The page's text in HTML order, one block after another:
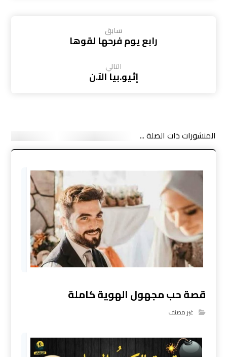
سابق
رابع يوم فرحها لقوها
التالي
إثيو.بيا الآ.ن
المنشورات ذات الصلة ...
قصة حب مجهول الهوية كاملة
غير مصنف